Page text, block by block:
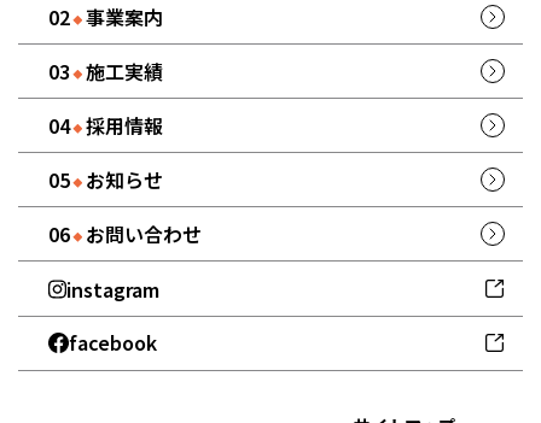
事業案内
施工実績
採用情報
お知らせ
お問い合わせ
instagram
facebook